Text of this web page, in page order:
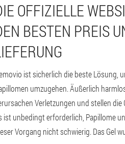
OFFIZIELLE
BESTEN PREIS
ist sicherlich die beste Lösung,
umzugehen. Äußerlich
Verletzungen und stellen
ist unbedingt erforderlich, Papillome
Vorgang nicht schwierig. Das Gel